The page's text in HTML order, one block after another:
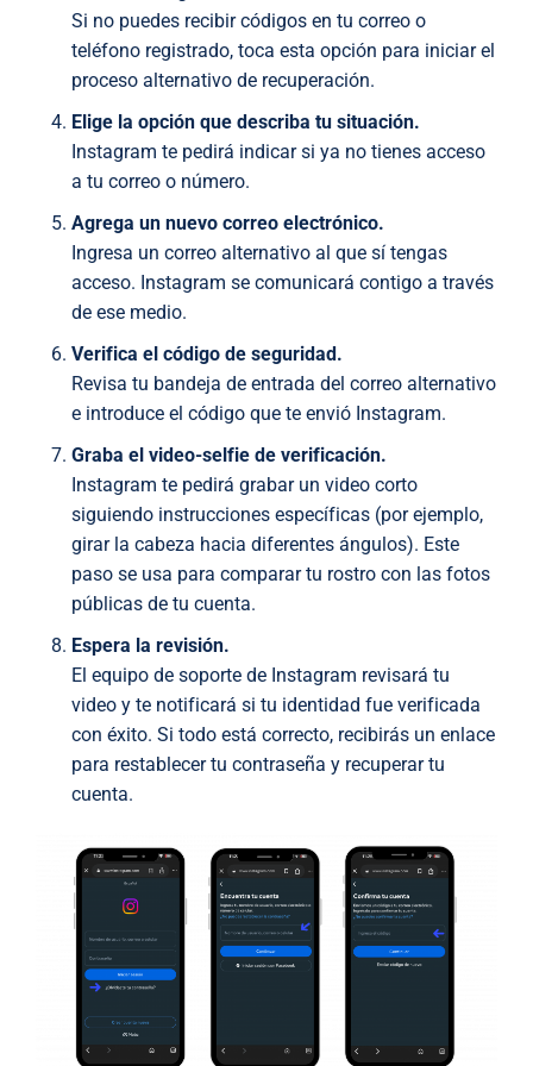
Si no puedes recibir códigos en tu correo o
teléfono registrado, toca esta opción para iniciar el
proceso alternativo de recuperación.
Elige la opción que describa tu situación.
Instagram te pedirá indicar si ya no tienes acceso
a tu correo o número.
Agrega un nuevo correo electrónico.
Ingresa un correo alternativo al que sí tengas
acceso. Instagram se comunicará contigo a través
de ese medio.
Verifica el código de seguridad.
Revisa tu bandeja de entrada del correo alternativo
e introduce el código que te envió Instagram.
Graba el video-selfie de verificación.
Instagram te pedirá grabar un video corto
siguiendo instrucciones específicas (por ejemplo,
girar la cabeza hacia diferentes ángulos). Este
paso se usa para comparar tu rostro con las fotos
públicas de tu cuenta.
Espera la revisión.
El equipo de soporte de Instagram revisará tu
video y te notificará si tu identidad fue verificada
con éxito. Si todo está correcto, recibirás un enlace
para restablecer tu contraseña y recuperar tu
cuenta.